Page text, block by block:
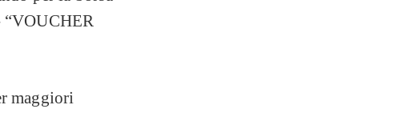
maggiori